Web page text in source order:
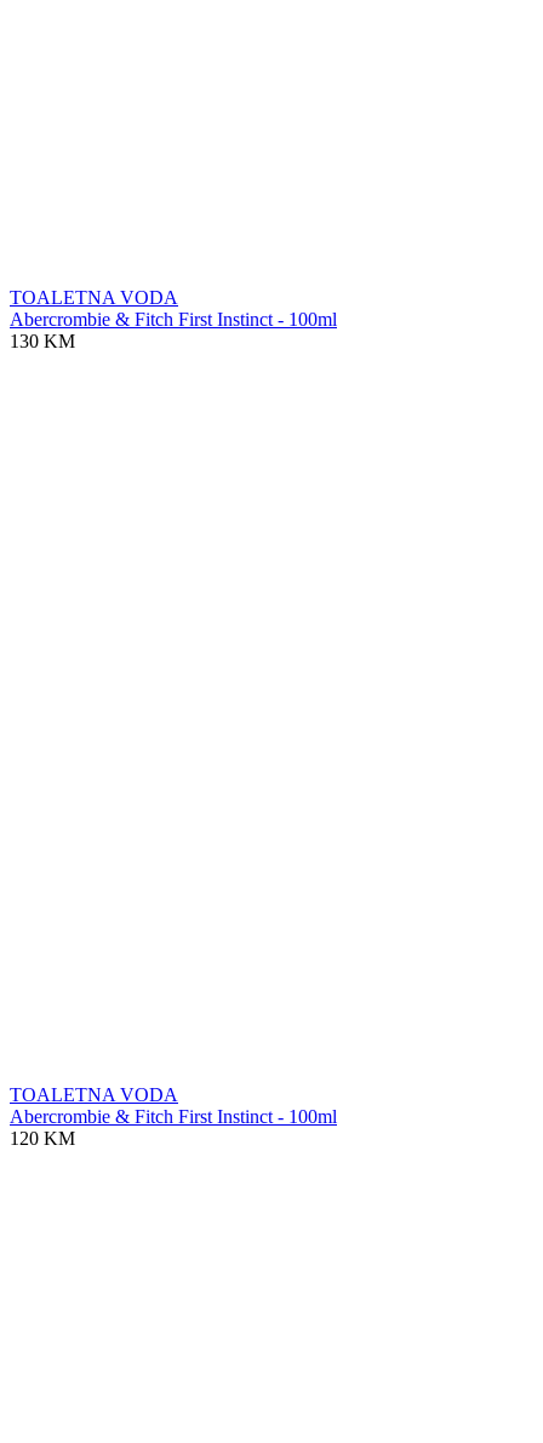
TOALETNA VODA
Abercrombie & Fitch First Instinct - 100ml
130 KM
TOALETNA VODA
Abercrombie & Fitch First Instinct - 100ml
120 KM